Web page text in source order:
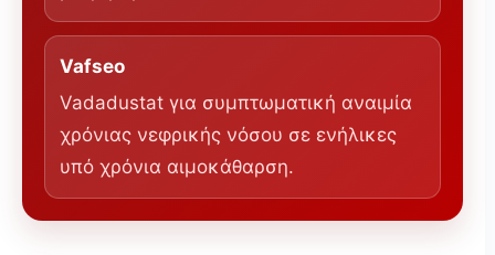
Vafseo
Vadadustat για συμπτωματική αναιμία
χρόνιας νεφρικής νόσου σε ενήλικες
υπό χρόνια αιμοκάθαρση.